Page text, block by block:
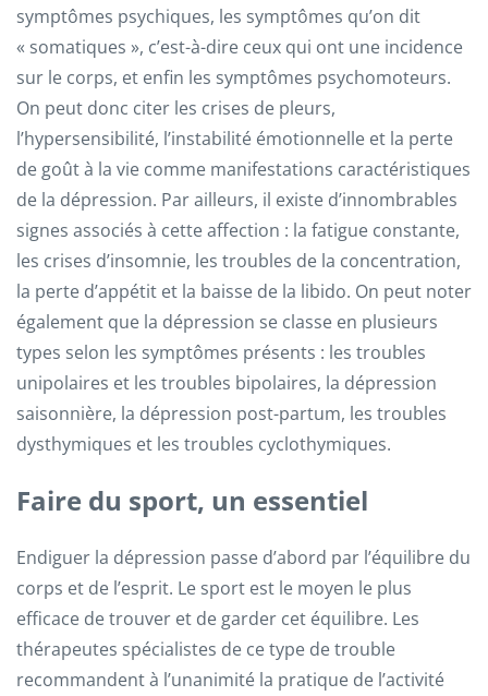
symptômes psychiques, les symptômes qu’on dit
« somatiques », c’est-à-dire ceux qui ont une incidence
sur le corps, et enfin les symptômes psychomoteurs.
On peut donc citer les crises de pleurs,
l’hypersensibilité, l’instabilité émotionnelle et la perte
de goût à la vie comme manifestations caractéristiques
de la dépression. Par ailleurs, il existe d’innombrables
signes associés à cette affection : la fatigue constante,
les crises d’insomnie, les troubles de la concentration,
la perte d’appétit et la baisse de la libido. On peut noter
également que la dépression se classe en plusieurs
types selon les symptômes présents : les troubles
unipolaires et les troubles bipolaires, la dépression
saisonnière, la dépression post-partum, les troubles
dysthymiques et les troubles cyclothymiques.
Faire du sport, un essentiel
Endiguer la dépression passe d’abord par l’équilibre du
corps et de l’esprit. Le sport est le moyen le plus
efficace de trouver et de garder cet équilibre. Les
thérapeutes spécialistes de ce type de trouble
recommandent à l’unanimité la pratique de l’activité